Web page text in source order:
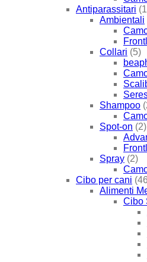
Antiparassitari
Ambientali
Collari (5)
Shampoo
Spot-on (2)
Spray (2)
Cibo per cani
Alimenti
Cibo